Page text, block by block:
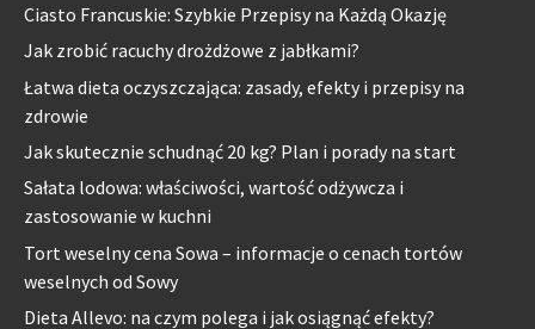
Ciasto Francuskie: Szybkie Przepisy na Każdą Okazję
Jak zrobić racuchy drożdżowe z jabłkami?
Łatwa dieta oczyszczająca: zasady, efekty i przepisy na
zdrowie
Jak skutecznie schudnąć 20 kg? Plan i porady na start
Sałata lodowa: właściwości, wartość odżywcza i
zastosowanie w kuchni
Tort weselny cena Sowa – informacje o cenach tortów
weselnych od Sowy
Dieta Allevo: na czym polega i jak osiągnąć efekty?